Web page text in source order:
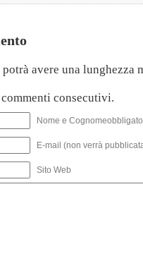
avere una lunghezza
consecutivi.
Nome e
E-mail (non verrà
Sito Web